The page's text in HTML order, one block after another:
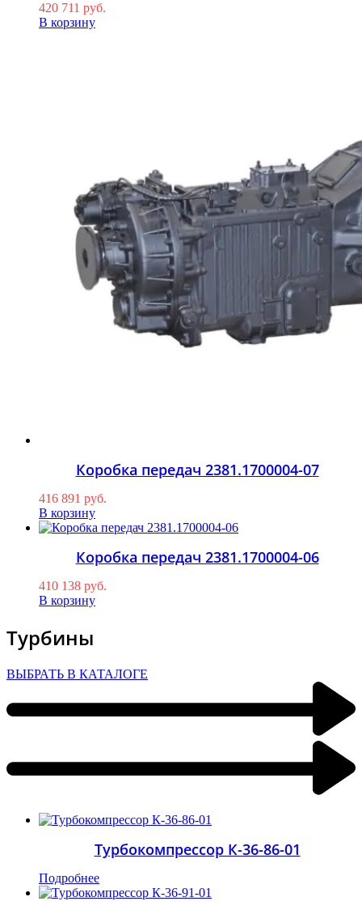
420 711 руб.
В корзину
Коробка передач 2381.1700004-07
416 891 руб.
В корзину
Коробка передач 2381.1700004-06
410 138 руб.
В корзину
Турбины
ВЫБРАТЬ В КАТАЛОГЕ
Турбокомпрессор К-36-86-01
Подробнее